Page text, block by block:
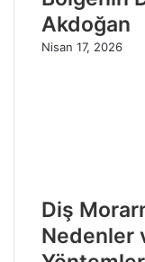
Akdoğan
Nisan 17, 2026
Diş
Nedenler